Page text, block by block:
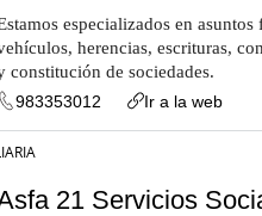
especializados en
herencias, escrituras,
constitución de sociedades.
983353012
Ir a la web
21 Servicios